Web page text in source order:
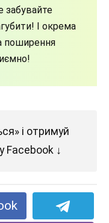
забувайте
І окрема
поширення
і отримуй
Facebook ↓